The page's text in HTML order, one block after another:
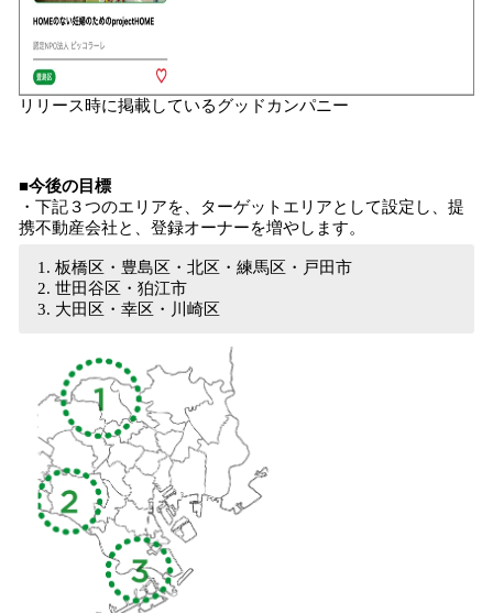
リリース時に掲載しているグッドカンパニー
■今後の目標
・下記３つのエリアを、ターゲットエリアとして設定し、提
携不動産会社と、登録オーナーを増やします。
板橋区・豊島区・北区・練馬区・戸田市
世田谷区・狛江市
大田区・幸区・川崎区